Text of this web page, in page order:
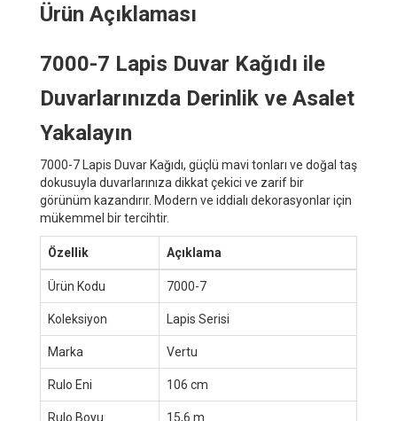
Ürün Açıklaması
7000-7 Lapis Duvar Kağıdı ile
Duvarlarınızda Derinlik ve Asalet
Yakalayın
7000-7 Lapis Duvar Kağıdı, güçlü mavi tonları ve doğal taş
dokusuyla duvarlarınıza dikkat çekici ve zarif bir
görünüm kazandırır. Modern ve iddialı dekorasyonlar için
mükemmel bir tercihtir.
Özellik Açıklama
Ürün Kodu 7000-7
Koleksiyon Lapis Serisi
Marka Vertu
Rulo Eni 106 cm
Rulo Boyu 15,6 m